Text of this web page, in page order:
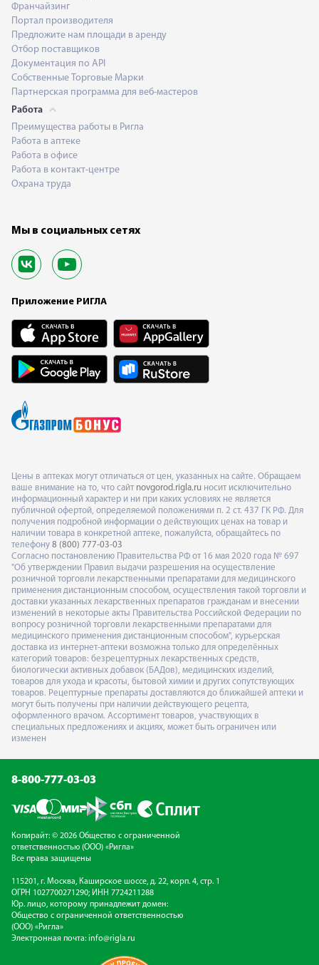
Франчайзинг
Портал производителя
Предложите нам площади в аренду
Отбор поставщиков
Документация по API
Собственные Торговые Марки
Партнерская программа для веб-мастеров
Работа
Преимущества работы в Ригла
Работа в аптеке
Работа в офисе
Работа в контакт-центре
Охрана труда
Мы в социальных сетях
Приложение РИГЛА
Цены в аптеках могут отличаться от цен, указанных на сайте. Обращаем
ваше внимание на то, что сайт novgorod.rigla.ru носит исключительно
информационный характер и ни при каких условиях не является
публичной офертой, определяемой положениями п. 2 ст. 437 ГК РФ. Для
получения подробной информации о действующих ценах на товар и
наличии товара в конкретной аптеке, пожалуйста, обращайтесь по
телефону 8 (800) 777-03-03
Согласно постановлению Правительства РФ от 16 мая 2020 года № 697
"Об утверждении Правил выдачи разрешения на осуществление
розничной торговли лекарственными препаратами для медицинского
применения дистанционным способом, осуществления такой торговли и
доставки указанных лекарственных препаратов гражданам и внесении
изменений в некоторые акты Правительства Российской Федерации по
вопросу розничной торговли лекарственными препаратами для
медицинского применения дистанционным способом", курьерская
доставка из интернет-аптеки возможна только для определённых
категорий товаров: безрецептурных лекарственных средств,
биологически активных добавок (БАДов), медицинских изделий,
товаров для ухода и красоты, бытовой химии и других сопутствующих
товаров. Рецептурные препараты доставляются до ближайшей аптеки и
могут быть получены при наличии действующего рецепта,
оформленного врачом. Ассортимент товаров, участвующих в
специальных предложениях и акциях, может быть ограничен или
изменен
8-800-777-03-03
Копирайт: © 2026 Общество с ограниченной
ответственностью (ООО) «Ригла»
Все права защищены
115201, г. Москва, Каширское шоссе, д. 22, корп. 4, стр. 1
ОГРН 1027700271290; ИНН 7724211288
Юр. лицо, которому принадлежит домен:
Общество с ограниченной ответственностью
(ООО) «Ригла»
Электронная почта: info@rigla.ru